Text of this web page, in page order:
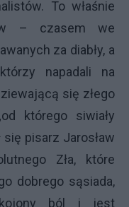
To właśnie
– czasem we
za diabły, a
napadali na
się złego
którego siwiały
się pisarz Jarosław
Zła, które
dobrego sąsiada,
ból i jest